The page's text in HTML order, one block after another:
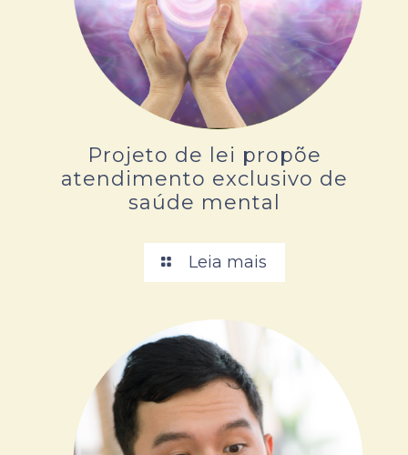
Projeto de lei propõe
atendimento exclusivo de
saúde mental
Leia mais